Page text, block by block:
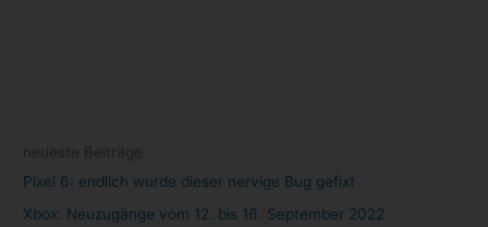
Pixel 6: endlich wurde dieser nervige Bug gefixt
Xbox: Neuzugänge vom 12. bis 16. September 2022